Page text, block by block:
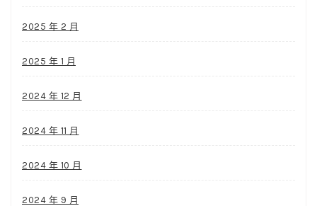
2025 年 2 月
2025 年 1 月
2024 年 12 月
2024 年 11 月
2024 年 10 月
2024 年 9 月